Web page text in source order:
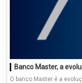
Banco Master, a
O banco Master é a